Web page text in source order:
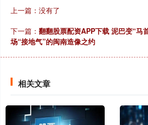
上一篇：没有了
下一篇： 翻翻股票配资APP下载 泥巴变“马
场“接地气”的闽南造像之约
相关文章